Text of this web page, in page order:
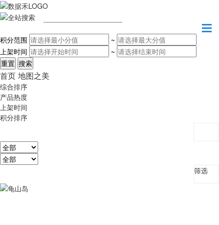
积分范围
~
上架时间
~
首页 地图之美
综合排序
产品热度
上架时间
积分排序
筛选